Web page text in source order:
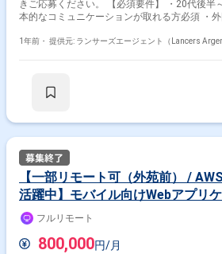
きご応募ください。 【必須要件】 ・20代後半～40代の方、活躍中！ ・基
本的なコミュニケーションが取れる方必須 ・
（副業不可） ・エンジニア実務経験3年以上必須
解析・機械学習等の先端技術について 多くの
用支援等をご担当頂く方を募集します。 具体的な業務としては以下になり
ます。 ・データ収集基盤のアーキテクチャ検
の検証や設計/構築 ・既にファーストリリース
ティ強化などの業務が主体 ・新しいデータ種
（運用チームは別途存在) 【配属予定プロジェクト】 ・クライアント/プロ
プロジェクトチーム体制 …20名規模 (タスクご
1年前・ 提供元: ランサーズエージェント（Lancers
【一部リモート可（外苑前） /
活躍中】モバイル向けWebアプリ
をお任せします！
フルリモート
800,000円/月